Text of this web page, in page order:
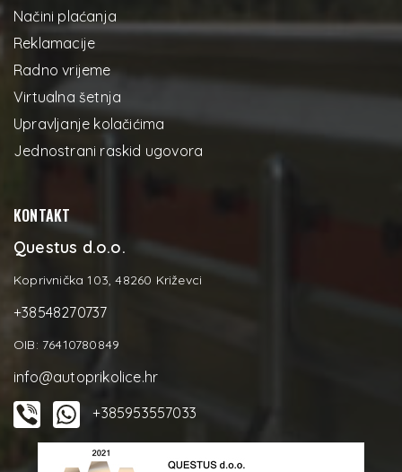
Načini plaćanja
Reklamacije
Radno vrijeme
Virtualna šetnja
Upravljanje kolačićima
Jednostrani raskid ugovora
KONTAKT
Questus d.o.o.
Koprivnička 103, 48260 Križevci
+38548270737
OIB: 76410780849
info@autoprikolice.hr
+385953557033